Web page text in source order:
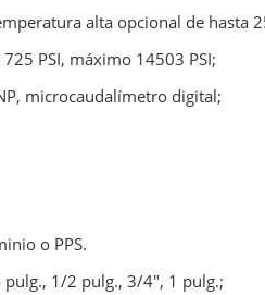
alta opcional de hasta
PSI, máximo 14503 PSI;
microcaudalímetro digital;
o PPS.
1/2 pulg., 3/4", 1 pulg.;